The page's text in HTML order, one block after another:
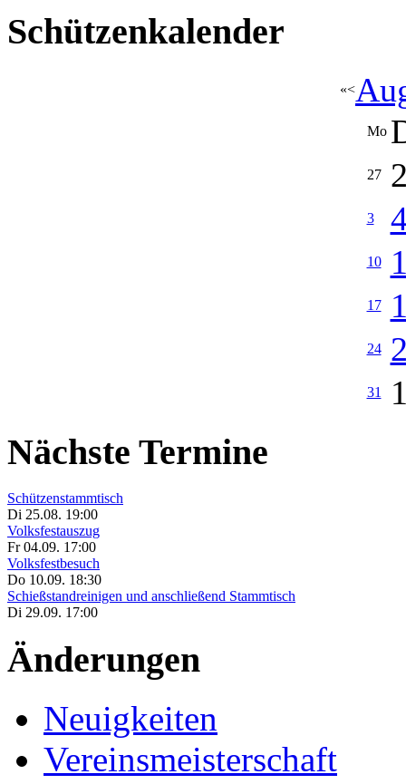
Schützenkalender
«<
Mo
27
3
10
17
24
31
Nächste Termine
Schützenstammtisch
Di 25.08. 19:00
Volksfestauszug
Fr 04.09. 17:00
Volksfestbesuch
Do 10.09. 18:30
Schießstandreinigen und anschließend Stammtisch
Di 29.09. 17:00
Änderungen
Neuigkeiten
Vereinsmeisterschaft